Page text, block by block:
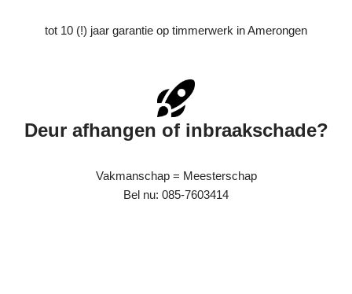
tot 10 (!) jaar garantie op timmerwerk in Amerongen
Deur afhangen of inbraakschade?
Vakmanschap = Meesterschap
Bel nu: 085-7603414